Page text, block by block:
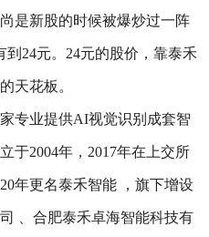
是新股的时候被爆炒过一阵
24元。24元的股价，靠泰禾
天花板。
专业提供AI视觉识别成套智
于2004年，2017年在上交所
年更名泰禾智能 ，旗下增设
、合肥泰禾卓海智能科技有